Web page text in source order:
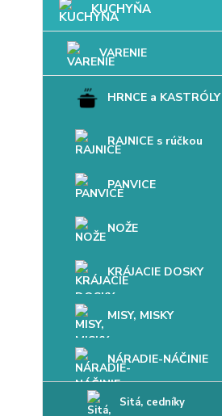
KUCHYŇA
VARENIE
HRNCE a KASTRÓLY
RAJNICE s rúčkou
PANVICE
NOŽE
KRÁJACIE DOSKY
MISY, MISKY
NÁRADIE-NÁČINIE
Sitá, cedníky